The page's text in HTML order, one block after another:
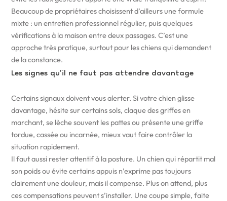
Beaucoup de propriétaires choisissent d’ailleurs une formule
mixte : un entretien professionnel régulier, puis quelques
vérifications à la maison entre deux passages. C’est une
approche très pratique, surtout pour les chiens qui demandent
de la constance.
Les signes qu’il ne faut pas attendre davantage
Certains signaux doivent vous alerter. Si votre chien glisse
davantage, hésite sur certains sols, claque des griffes en
marchant, se lèche souvent les pattes ou présente une griffe
tordue, cassée ou incarnée, mieux vaut faire contrôler la
situation rapidement.
Il faut aussi rester attentif à la posture. Un chien qui répartit mal
son poids ou évite certains appuis n’exprime pas toujours
clairement une douleur, mais il compense. Plus on attend, plus
ces compensations peuvent s’installer. Une coupe simple, faite